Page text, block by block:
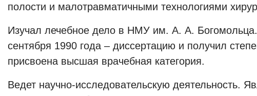
полости и малотравматичными технологиями
Изучал лечебное дело в НМУ им. А. А.
сентября 1990 года – диссертацию и получил
присвоена высшая врачебная категория.
Ведет научно-исследовательскую деятельность.